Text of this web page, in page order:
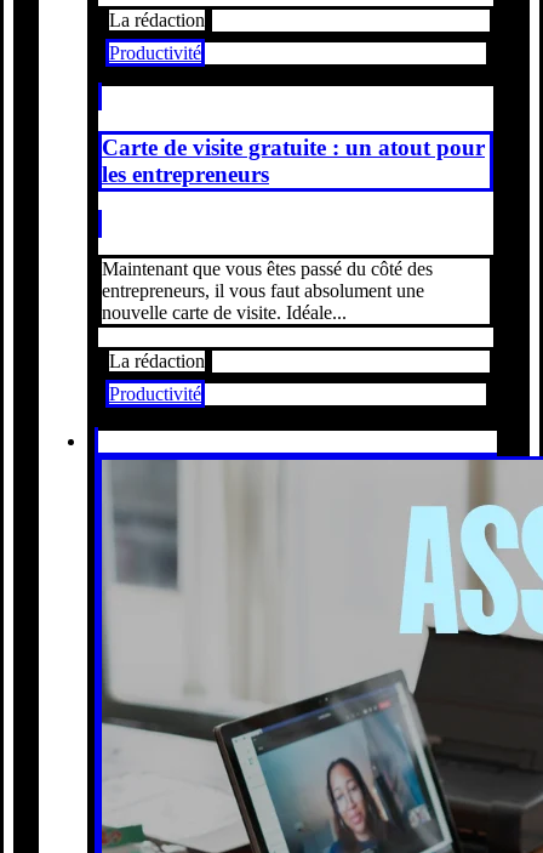
La rédaction
Productivité
Carte de visite gratuite : un atout pour
les entrepreneurs
Maintenant que vous êtes passé du côté des
entrepreneurs, il vous faut absolument une
nouvelle carte de visite. Idéale...
La rédaction
Productivité